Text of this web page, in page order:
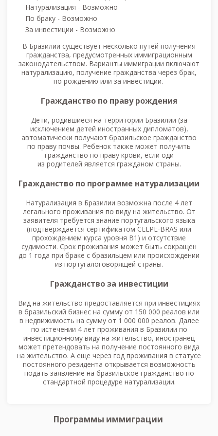
родной страны о получении второго
гражданства в Бразилии.
Натурализация - Возможно
По браку - Возможно
За инвестиции - Возможно
В Бразилии существует несколько путей получения
гражданства, предусмотренных иммиграционным
законодательством. Варианты иммиграции включают
натурализацию, получение гражданства через брак,
по рождению или за инвестиции.
Гражданство по праву рождения
Дети, родившиеся на территории Бразилии (за
исключением детей иностранных дипломатов),
автоматически получают бразильское гражданство
по праву почвы. Ребенок также может получить
гражданство по праву крови, если оди
из родителей является гражданом страны.
Гражданство по программе натурализации
Натурализация в Бразилии возможна после 4 лет
легального проживания по виду на жительство. От
заявителя требуется знание португальского языка
(подтверждается сертификатом CELPE-BRAS или
прохождением курса уровня В1) и отсутствие
судимости. Срок проживания может быть сокращен
до 1 года при браке с бразильцем или происхождении
из португалоговорящей страны.
Гражданство за инвестиции
Вид на жительство предоставляется при инвестициях
в бразильский бизнес на сумму от 150 000 реалов или
в недвижимость на сумму от 1 000 000 реалов. Далее
по истечении 4 лет проживания в Бразилии по
инвестиционному виду на жительство, иностранец
может претендовать на получение постоянного вида
на жительство. А еще через год проживания в статусе
постоянного резидента открывается возможность
подать заявление на бразильское гражданство по
стандартной процедуре натурализации.
Программы иммиграции